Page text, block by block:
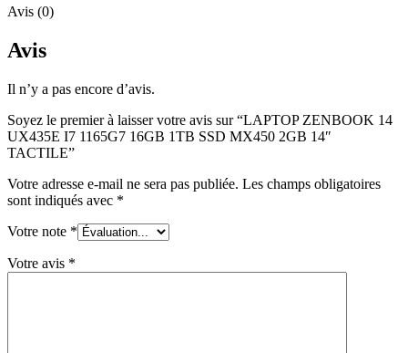
Avis (0)
Avis
Il n’y a pas encore d’avis.
Soyez le premier à laisser votre avis sur “LAPTOP ZENBOOK 14
UX435E I7 1165G7 16GB 1TB SSD MX450 2GB 14″
TACTILE”
Votre adresse e-mail ne sera pas publiée. Les champs obligatoires
sont indiqués avec *
Votre note *
Votre avis *